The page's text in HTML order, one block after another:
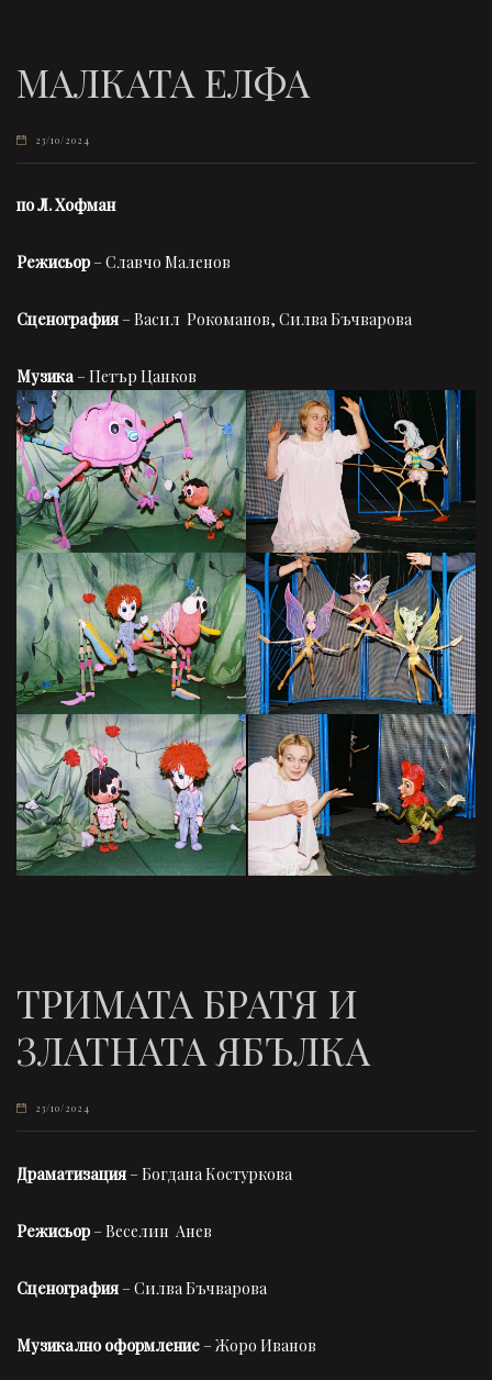
МАЛКАТА ЕЛФА
23/10/2024
по Л. Хофман
Режисьор– Славчо Маленов
Сценография – Васил Рокоманов, Силва Бъчварова
Музика– Петър Цанков
ТРИМАТА БРАТЯ И
ЗЛАТНАТА ЯБЪЛКА
23/10/2024
Драматизация – Богдана Костуркова
Режисьор– Веселин Анев
Сценография – Силва Бъчварова
Музикално оформление – Жоро Иванов